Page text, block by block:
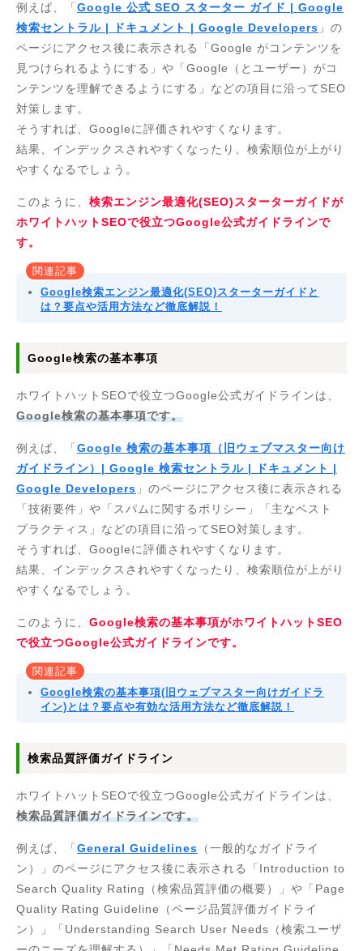
例えば、「 Google 公式 SEO スターター ガイド | Google
検索セントラル | ドキュメント | Google Developers 」の
ページにアクセス後に表示される「Google がコンテンツを
見つけられるようにする」や「Google（とユーザー）がコ
ンテンツを理解できるようにする」などの項目に沿ってSEO
対策します。
そうすれば、Googleに評価されやすくなります。
結果、インデックスされやすくなったり、検索順位が上がり
やすくなるでしょう。
このように、 検索エンジン最適化(SEO)スターターガイドが
ホワイトハットSEOで役立つGoogle公式ガイドラインで
す。
関連記事
Google検索エンジン最適化(SEO)スターターガイドと
は？要点や活用方法など徹底解説！
Google検索の基本事項
ホワイトハットSEOで役立つGoogle公式ガイドラインは、
Google検索の基本事項です。
例えば、「 Google 検索の基本事項（旧ウェブマスター向け
ガイドライン）| Google 検索セントラル | ドキュメント |
Google Developers 」のページにアクセス後に表示される
「技術要件」や「スパムに関するポリシー」「主なベスト
プラクティス」などの項目に沿ってSEO対策します。
そうすれば、Googleに評価されやすくなります。
結果、インデックスされやすくなったり、検索順位が上がり
やすくなるでしょう。
このように、 Google検索の基本事項がホワイトハットSEO
で役立つGoogle公式ガイドラインです。
関連記事
Google検索の基本事項(旧ウェブマスター向けガイドラ
イン)とは？要点や有効な活用方法など徹底解説！
検索品質評価ガイドライン
ホワイトハットSEOで役立つGoogle公式ガイドラインは、
検索品質評価ガイドラインです。
例えば、「 General Guidelines （一般的なガイドライ
ン）」のページにアクセス後に表示される「Introduction to
Search Quality Rating（検索品質評価の概要）」や「Page
Quality Rating Guideline（ページ品質評価ガイドライ
ン）」「Understanding Search User Needs（検索ユーザ